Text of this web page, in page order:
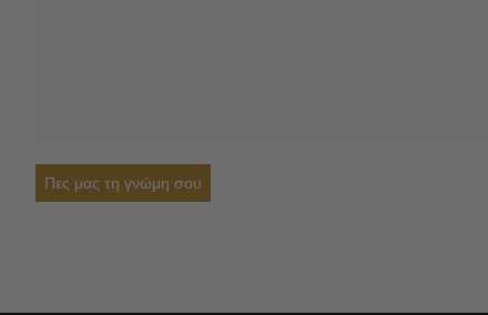
Πες μας τη γνώμη σου